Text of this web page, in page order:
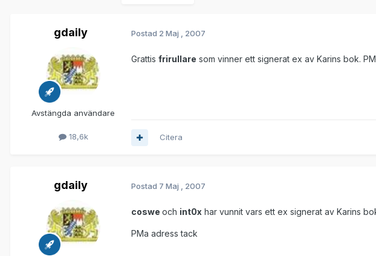
gdaily
Avstängda användare
18,6k
Postad 2 Maj , 2007
Grattis frirullare som vinner ett signerat ex av Karins bok.
Citera
gdaily Postad 7 Maj , 2007
coswe och int0x har vunnit vars ett ex signerat av Karins
PMa adress tack